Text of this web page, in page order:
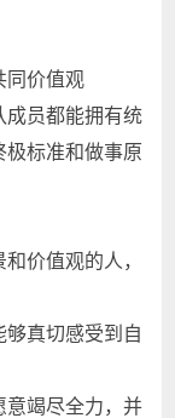
同价值观
成员都能拥有统
标准和做事原
价值观的人，
真切感受到自
意竭尽全力，并